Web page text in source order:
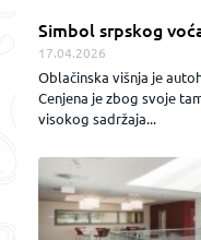
Simbol srpskog
17.04.2026
Oblačinska višnja je
Cenjena je zbog svoje
visokog sadržaja...